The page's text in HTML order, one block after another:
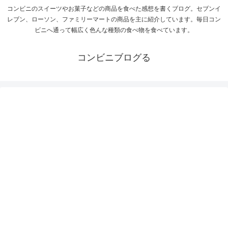
コンビニのスイーツやお菓子などの商品を食べた感想を書くブログ。セブンイ
レブン、ローソン、ファミリーマートの商品を主に紹介しています。毎日コン
ビニへ通って幅広く色んな種類の食べ物を食べています。
コンビニブログる